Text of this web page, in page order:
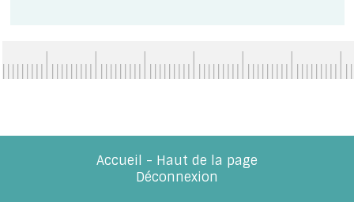
Accueil - Haut de la page
Déconnexion